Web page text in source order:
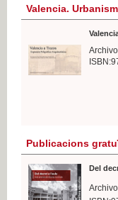
Valencia.
Publicacions
Del